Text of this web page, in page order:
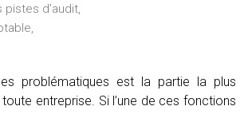
pistes d’audit,
problématiques est la partie la plus
entreprise. Si l’une de ces fonctions